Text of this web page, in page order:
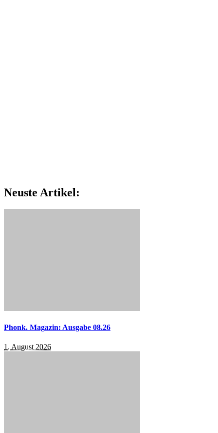
Neuste Artikel:
Phonk. Magazin: Ausgabe 08.26
1. August 2026